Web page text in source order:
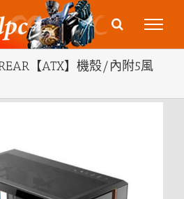
【ATX】機殼/內附5風